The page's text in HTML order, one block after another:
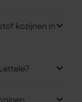
kozijnen in